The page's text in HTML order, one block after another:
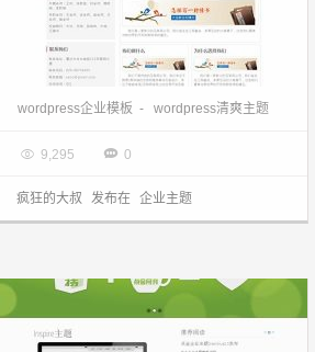
wordpress企业主题：小型企业edunews主题
wordpress企业模板 - wordpress清爽主题
 9,295  0
疯狂的大叔 发布在 企业主题